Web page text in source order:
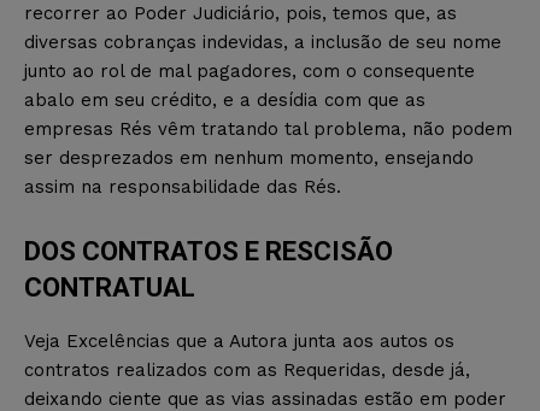
recorrer ao Poder Judiciário, pois, temos que, as
diversas cobranças indevidas, a inclusão de seu nome
junto ao rol de mal pagadores, com o consequente
abalo em seu crédito, e a desídia com que as
empresas Rés vêm tratando tal problema, não podem
ser desprezados em nenhum momento, ensejando
assim na responsabilidade das Rés.
DOS CONTRATOS E RESCISÃO
CONTRATUAL
Veja Excelências que a Autora junta aos autos os
contratos realizados com as Requeridas, desde já,
deixando ciente que as vias assinadas estão em poder